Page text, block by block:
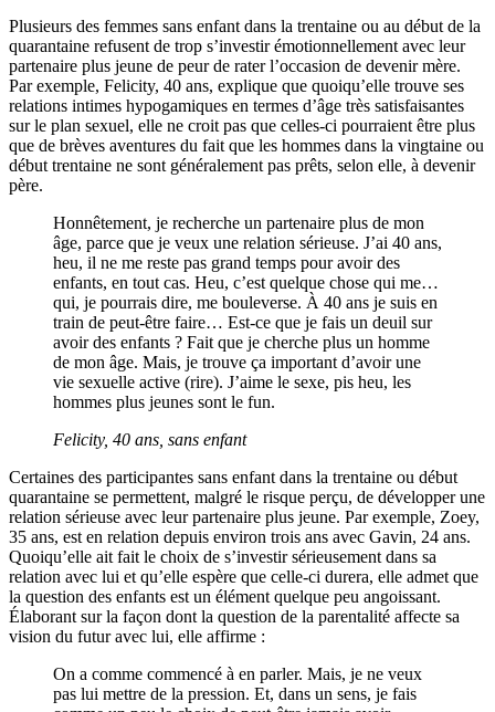
Plusieurs des femmes sans enfant dans la trentaine ou au début de la
quarantaine refusent de trop s’investir émotionnellement avec leur
partenaire plus jeune de peur de rater l’occasion de devenir mère.
Par exemple, Felicity, 40 ans, explique que quoiqu’elle trouve ses
relations intimes hypogamiques en termes d’âge très satisfaisantes
sur le plan sexuel, elle ne croit pas que celles-ci pourraient être plus
que de brèves aventures du fait que les hommes dans la vingtaine ou
début trentaine ne sont généralement pas prêts, selon elle, à devenir
père.
Honnêtement, je recherche un partenaire plus de mon
âge, parce que je veux une relation sérieuse. J’ai 40 ans,
heu, il ne me reste pas grand temps pour avoir des
enfants, en tout cas. Heu, c’est quelque chose qui me…
qui, je pourrais dire, me bouleverse. À 40 ans je suis en
train de peut-être faire… Est-ce que je fais un deuil sur
avoir des enfants ? Fait que je cherche plus un homme
de mon âge. Mais, je trouve ça important d’avoir une
vie sexuelle active (rire). J’aime le sexe, pis heu, les
hommes plus jeunes sont le fun.
Felicity, 40 ans, sans enfant
Certaines des participantes sans enfant dans la trentaine ou début
quarantaine se permettent, malgré le risque perçu, de développer une
relation sérieuse avec leur partenaire plus jeune. Par exemple, Zoey,
35 ans, est en relation depuis environ trois ans avec Gavin, 24 ans.
Quoiqu’elle ait fait le choix de s’investir sérieusement dans sa
relation avec lui et qu’elle espère que celle-ci durera, elle admet que
la question des enfants est un élément quelque peu angoissant.
Élaborant sur la façon dont la question de la parentalité affecte sa
vision du futur avec lui, elle affirme :
On a comme commencé à en parler. Mais, je ne veux
pas lui mettre de la pression. Et, dans un sens, je fais